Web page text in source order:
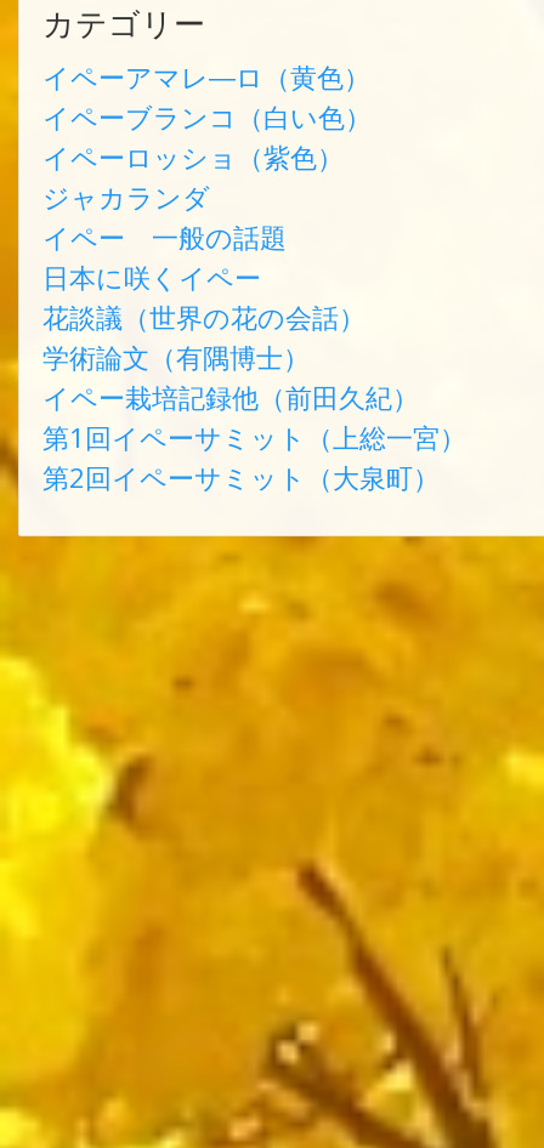
カテゴリー
イペーアマレ―ロ（黄色）
イペーブランコ（白い色）
イペーロッショ（紫色）
ジャカランダ
イペー 一般の話題
日本に咲くイペー
花談議（世界の花の会話）
学術論文（有隅博士）
イペー栽培記録他（前田久紀）
第1回イペーサミット（上総一宮）
第2回イペーサミット（大泉町）